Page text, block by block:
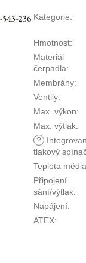
Kategorie:
Hmotnost:
Materiál
čerpadla:
Membrány:
Ventily:
Max. výkon:
Max. výtlak:
?
tlakový
Teplota média
Připojení
sání/výtlak:
Napájení:
ATEX: